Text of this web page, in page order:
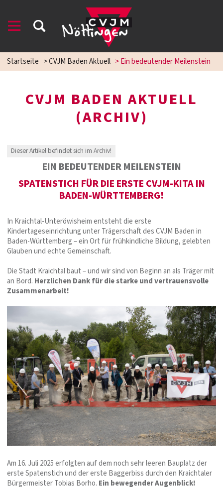
Startseite >CVJM Baden Aktuell >Ein bedeutender Meilenstein
CVJM BADEN AKTUELL
(ARCHIV)
Dieser Artikel befindet sich im Archiv!
EIN BEDEUTENDER MEILENSTEIN
SPATENSTICH FÜR DIE ERSTE CVJM-KITA IN
BADEN-WÜRTTEMBERG!
In Kraichtal-Unteröwisheim entsteht die erste
Kindertageseinrichtung unter Trägerschaft des CVJM Baden in
Baden-Württemberg – ein Ort für frühkindliche Bildung, gelebten
Glauben und echte Gemeinschaft.
Die Stadt Kraichtal baut – und wir sind von Beginn an als Träger mit
an Bord. Herzlichen Dank für die starke und vertrauensvolle
Zusammenarbeit!
Am 16. Juli 2025 erfolgten auf dem noch sehr leeren Bauplatz der
erste Spatenstich und der erste Baggerbiss durch den Kraichtaler
Bürgermeister Tobias Borho. Ein bewegender Augenblick!